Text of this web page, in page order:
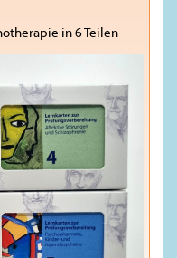
in 6 Teilen